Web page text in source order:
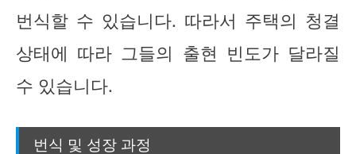
번식할 수 있습니다. 따라서 주택의 청결
상태에 따라 그들의 출현 빈도가 달라질
수 있습니다.
번식 및 성장 과정